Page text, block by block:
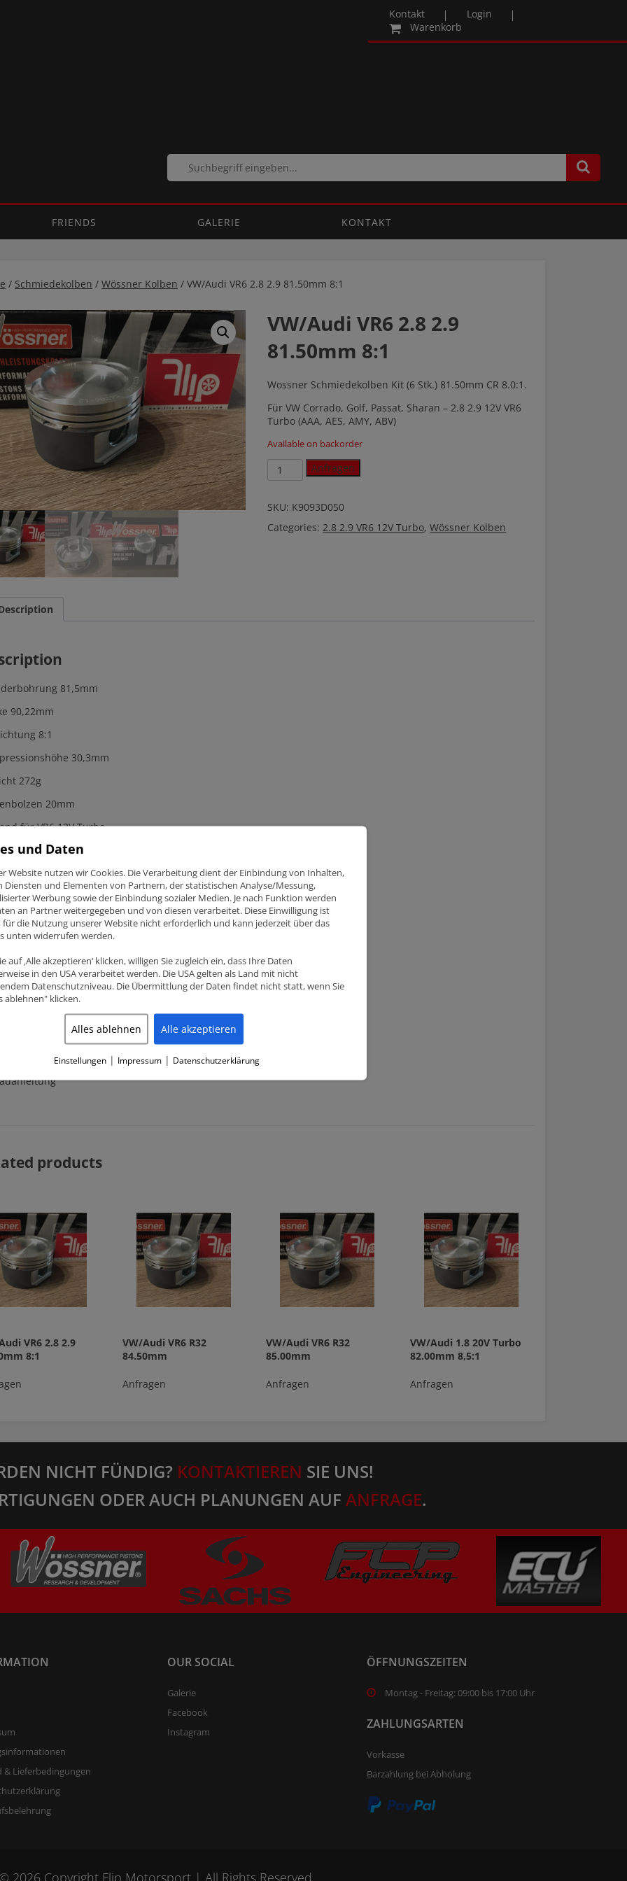
Kontakt
Login
Warenkorb
FRIENDS GALERIE KONTAKT
/ Schmiedekolben / Wössner Kolben / VW/Audi VR6 2.8 2.9 81.50mm 8:1
VW/Audi VR6 2.8 2.9
81.50mm 8:1
Wossner Schmiedekolben Kit (6 Stk.) 81.50mm CR 8.0:1.
Für VW Corrado, Golf, Passat, Sharan – 2.8 2.9 12V VR6
Turbo (AAA, AES, AMY, ABV)
Available on backorder
VW/Audi
VR6
2.9
8:1
Anfragen
SKU: K9093D050
Categories:2.8 2.9 VR6 12V Turbo,Wössner Kolben
81,5mm
90,22mm
8:1
30,3mm
272g
20mm
für VR6 12V Turbo
AAA,AES,AMY,ABV,….
Wössner Hochleistungskolben
4032-T6 Material
für Kolbenbolzen
products
VR6 2.8 2.9
8:1
VW/Audi VR6 R32
84.50mm
Anfragen
VW/Audi VR6 R32
85.00mm
Anfragen
VW/Audi 1.8 20V Turbo
82.00mm 8,5:1
Anfragen
NICHT FÜNDIG? KONTAKTIEREN SIE UNS!
ODER AUCH PLANUNGEN AUF ANFRAGE.
& Lieferbedingungen
OUR SOCIAL
Galerie
Facebook
Instagram
ÖFFNUNGSZEITEN
Montag - Freitag: 09:00 bis 17:00 Uhr
ZAHLUNGSARTEN
Vorkasse
Barzahlung bei Abholung
und Daten
Website nutzen wir Cookies. Die Verarbeitung dient der Einbindung von Inhalten,
Diensten und Elementen von Partnern, der statistischen Analyse/Messung,
Werbung sowie der Einbindung sozialer Medien. Je nach Funktion werden
an Partner weitergegeben und von diesen verarbeitet. Diese Einwilligung ist
für die Nutzung unserer Website nicht erforderlich und kann jederzeit über das
unten widerrufen werden.
auf ‚Alle akzeptieren‘ klicken, willigen Sie zugleich ein, dass Ihre Daten
in den USA verarbeitet werden. Die USA gelten als Land mit nicht
Datenschutzniveau. Die Übermittlung der Daten findet nicht statt, wenn Sie
ablehnen" klicken.
Alles ablehnen Alle akzeptieren
Einstellungen | Impressum | Datenschutzerklärung